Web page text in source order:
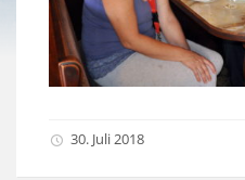
30. Juli 2018